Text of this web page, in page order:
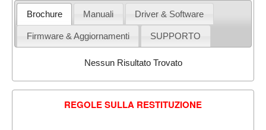
Brochure Manuali Driver & Software
Firmware & Aggiornamenti SUPPORTO
Nessun Risultato Trovato
REGOLE SULLA RESTITUZIONE